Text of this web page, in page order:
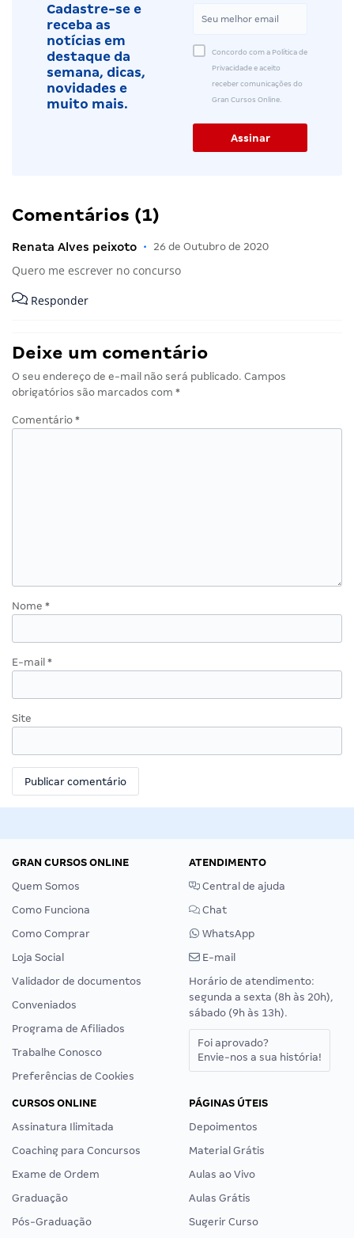
Cadastre-se e
receba as
notícias em
destaque da
semana, dicas,
novidades e
muito mais.
Concordo com a Política de
Privacidade e aceito
receber comunicações do
Gran Cursos Online.
Comentários (1)
Renata Alves peixoto • 26 de Outubro de 2020
Quero me escrever no concurso
Responder
Deixe um comentário
O seu endereço de e-mail não será publicado. Campos
obrigatórios são marcados com *
Comentário *
Nome *
E-mail *
Site
GRAN CURSOS ONLINE
Quem Somos
Como Funciona
Como Comprar
Loja Social
Validador de documentos
Conveniados
Programa de Afiliados
Trabalhe Conosco
Preferências de Cookies
ATENDIMENTO
Central de ajuda
Chat
WhatsApp
E-mail
Horário de atendimento:
segunda a sexta (8h às 20h),
sábado (9h às 13h).
Foi aprovado?
Envie-nos a sua história!
CURSOS ONLINE
Assinatura Ilimitada
Coaching para Concursos
Exame de Ordem
Graduação
Pós-Graduação
PÁGINAS ÚTEIS
Depoimentos
Material Grátis
Aulas ao Vivo
Aulas Grátis
Sugerir Curso